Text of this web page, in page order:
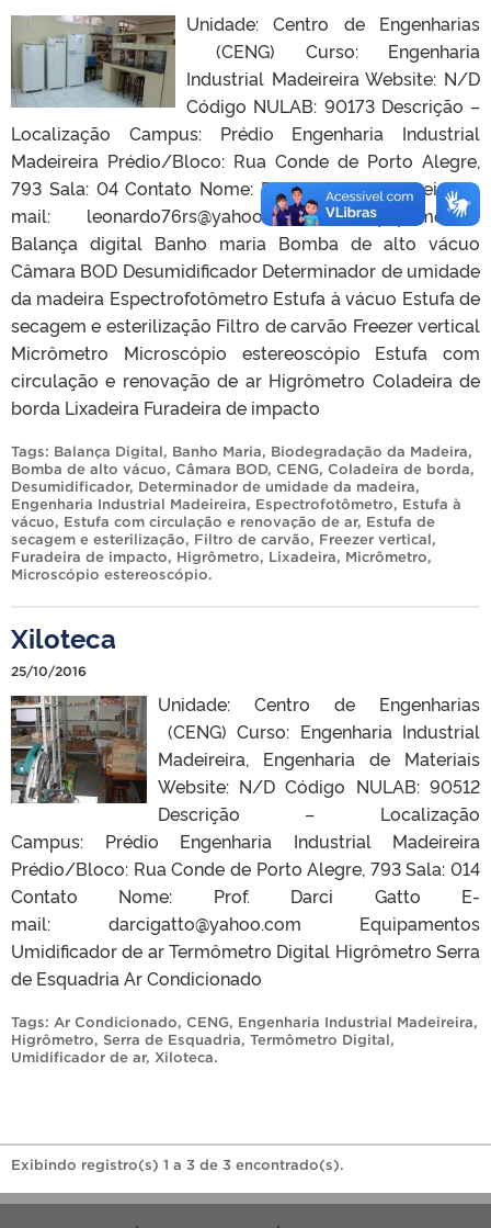
Unidade: Centro de Engenharias
(CENG) Curso: Engenharia
Industrial Madeireira Website: N/D
Código NULAB: 90173 Descrição –
Localização Campus: Prédio Engenharia Industrial
Madeireira Prédio/Bloco: Rua Conde de Porto Alegre,
793 Sala: 04 Contato Nome: Prof. Leonardo Oliveira E-
mail: leonardo76rs@yahoo.com.br Equipamentos
Balança digital Banho maria Bomba de alto vácuo
Câmara BOD Desumidificador Determinador de umidade
da madeira Espectrofotômetro Estufa à vácuo Estufa de
secagem e esterilização Filtro de carvão Freezer vertical
Micrômetro Microscópio estereoscópio Estufa com
circulação e renovação de ar Higrômetro Coladeira de
borda Lixadeira Furadeira de impacto
Tags: Balança Digital, Banho Maria, Biodegradação da Madeira,
Bomba de alto vácuo, Câmara BOD, CENG, Coladeira de borda,
Desumidificador, Determinador de umidade da madeira,
Engenharia Industrial Madeireira, Espectrofotômetro, Estufa à
vácuo, Estufa com circulação e renovação de ar, Estufa de
secagem e esterilização, Filtro de carvão, Freezer vertical,
Furadeira de impacto, Higrômetro, Lixadeira, Micrômetro,
Microscópio estereoscópio.
Xiloteca
25/10/2016
Unidade: Centro de Engenharias
(CENG) Curso: Engenharia Industrial
Madeireira, Engenharia de Materiais
Website: N/D Código NULAB: 90512
Descrição – Localização
Campus: Prédio Engenharia Industrial Madeireira
Prédio/Bloco: Rua Conde de Porto Alegre, 793 Sala: 014
Contato Nome: Prof. Darci Gatto E-
mail: darcigatto@yahoo.com Equipamentos
Umidificador de ar Termômetro Digital Higrômetro Serra
de Esquadria Ar Condicionado
Tags: Ar Condicionado, CENG, Engenharia Industrial Madeireira,
Higrômetro, Serra de Esquadria, Termômetro Digital,
Umidificador de ar, Xiloteca.
Exibindo registro(s) 1 a 3 de 3 encontrado(s).